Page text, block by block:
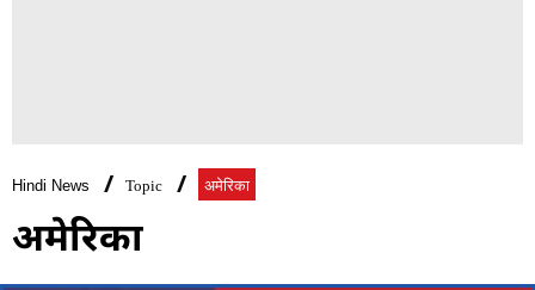
Hindi News Topic अमेरिका
अमेरिका